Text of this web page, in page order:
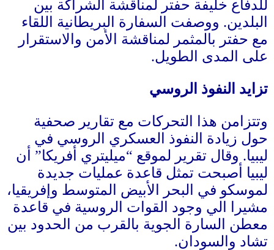
للدفاع خليفة حفتر لمناقشة الشراكة بين
البلدين. ووصفت السفارة البريطانية اللقاء
مع حفتر بالمثمر لمناقشة الأمن والاستقرار
على المدى الطويل.
تزايد النفوذ الروسي
وتتزامن هذا التحركات مع تقارير صحفية
حول زيادة النفوذ العسكري الروسي في
ليبيا. وقال تقرير لموقع “ميليتري أفريكا” أن
ليبيا أصبحت تمثل قاعدة عمليات جديدة
لموسكو في البحر الأبيض المتوسط وإفريقيا،
مشيرا الي وجود القوات الروسية في قاعدة
معطن السارة الجوية بالقرب من الحدود بين
تشاد والسودان.